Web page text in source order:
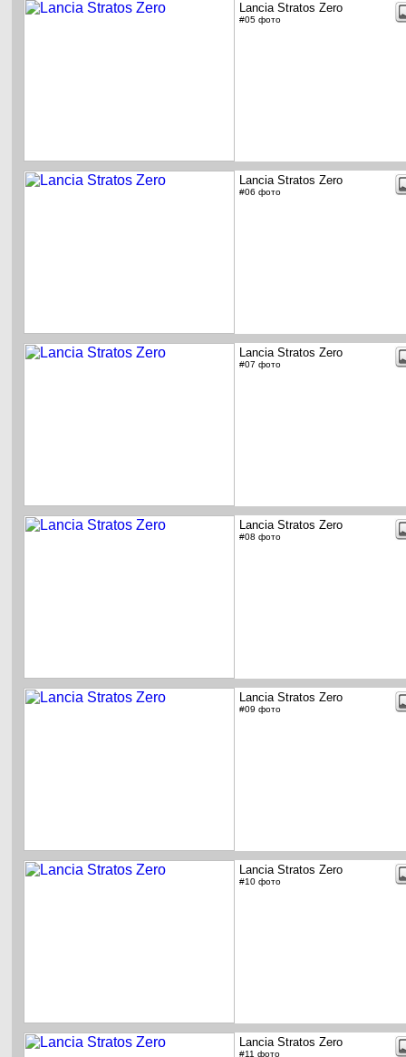
Lancia Stratos Zero
#05 фото
Lancia Stratos Zero
#06 фото
Lancia Stratos Zero
#07 фото
Lancia Stratos Zero
#08 фото
Lancia Stratos Zero
#09 фото
Lancia Stratos Zero
#10 фото
Lancia Stratos Zero
#11 фото